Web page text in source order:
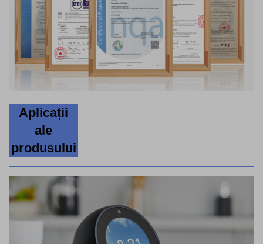
Aplicații
ale
produsului